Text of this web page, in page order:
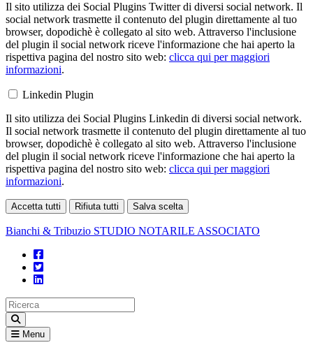
Il sito utilizza dei Social Plugins Twitter di diversi social network. Il
social network trasmette il contenuto del plugin direttamente al tuo
browser, dopodichè è collegato al sito web. Attraverso l'inclusione
del plugin il social network riceve l'informazione che hai aperto la
rispettiva pagina del nostro sito web: clicca qui per maggiori
informazioni.
Linkedin Plugin
Il sito utilizza dei Social Plugins Linkedin di diversi social network.
Il social network trasmette il contenuto del plugin direttamente al tuo
browser, dopodichè è collegato al sito web. Attraverso l'inclusione
del plugin il social network riceve l'informazione che hai aperto la
rispettiva pagina del nostro sito web: clicca qui per maggiori
informazioni.
Accetta tutti Rifiuta tutti Salva scelta
Bianchi & Tribuzio STUDIO NOTARILE ASSOCIATO
Menu